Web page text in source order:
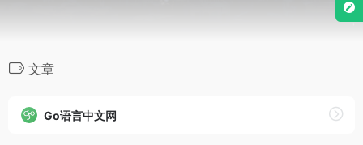
文章
Go语言中文网